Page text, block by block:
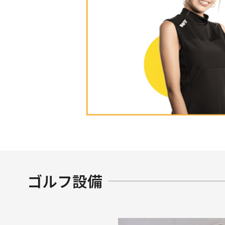
ゴルフ設備